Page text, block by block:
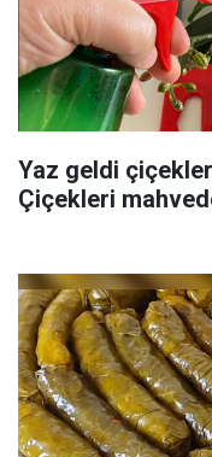
Yaz geldi
Çiçekleri